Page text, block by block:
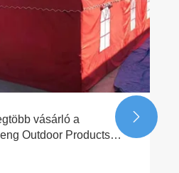
vásárló a
Outdoor Products
